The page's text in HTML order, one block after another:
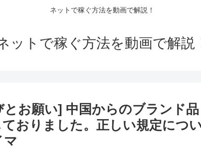
ネットで稼ぐ方法を動画で解説！
ットで稼ぐ方法を動画で解説
お願い] 中国からのブランド品
おりました。正しい規定につ